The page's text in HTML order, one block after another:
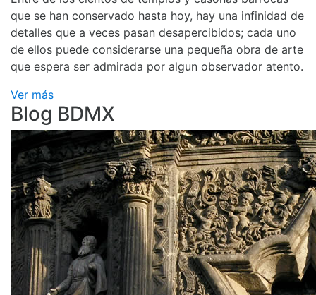
que se han conservado hasta hoy, hay una infinidad de
detalles que a veces pasan desapercibidos; cada uno
de ellos puede considerarse una pequeña obra de arte
que espera ser admirada por algun observador atento.
Ver más
Blog BDMX